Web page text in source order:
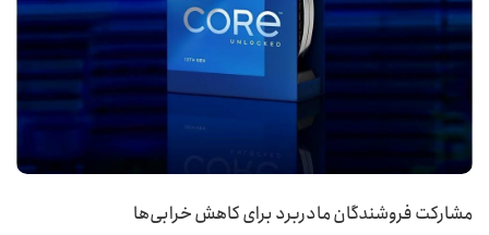
مشارکت فروشندگان مادربرد برای کاهش خرابی‌ها